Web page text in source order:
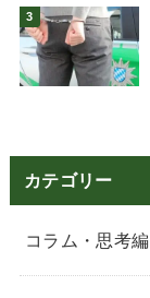
カテゴリー
コラム・思考編